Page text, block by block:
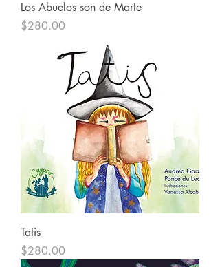
Los Abuelos son de Marte
Precio
$280.00
Tatis
Precio
$280.00